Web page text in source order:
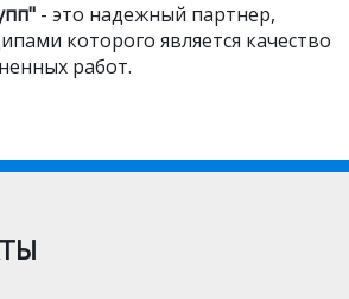
- это надежный партнер,
которого является качество
работ.